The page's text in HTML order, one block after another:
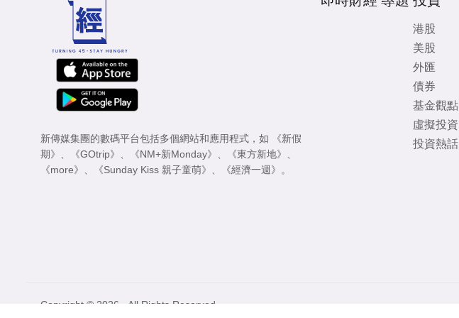
新傳媒集團的數碼平台包括多個網站和應用程式，如
《新假
期》 、 《GOtrip》 、 《NM+新Monday》 、 《東方新地》 、
《more》 、 《Sunday Kiss 親子童萌》 、 《經濟一週》 。
港股
美股
外匯
債券
基金觀點
虛擬投資
投資熱話
Copyright © 2026 - All Rights Reserved